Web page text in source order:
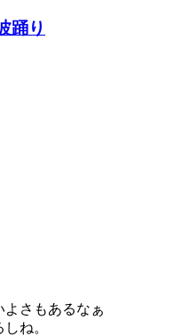
踊り
さもあるなぁ
ね。